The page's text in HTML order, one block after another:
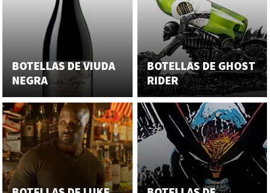
BOTELLAS DE VIUDA
NEGRA
BOTELLAS DE GHOST
RIDER